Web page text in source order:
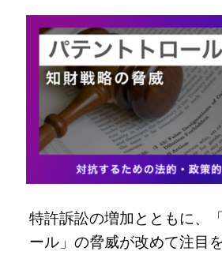
特許訴訟の増加とともに、
ール」の脅威が改めて注目